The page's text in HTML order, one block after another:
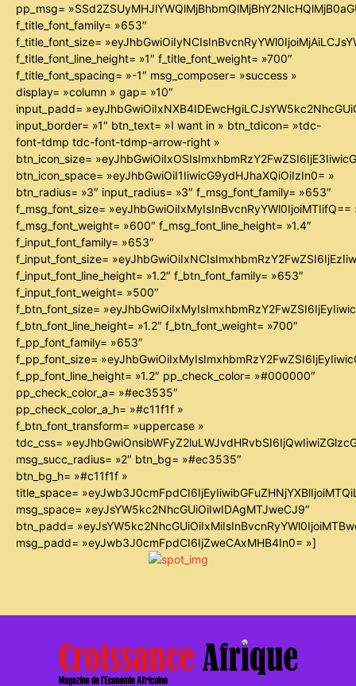
pp_msg=
f_title_font_family= »653″
f_title_font_size=
f_title_font_line_height= »1″ f_title_font_weight= »700″
f_title_font_spacing= »-1″ msg_composer= »success »
display= »column » gap= »10″
input_padd=
input_border= »1″ btn_text= »I want in » btn_tdicon= »tdc-
font-tdmp tdc-font-tdmp-arrow-right »
btn_icon_size=
btn_icon_space= »eyJhbGwiOiI1IiwicG9ydHJhaXQiOiIzIn0= »
btn_radius= »3″ input_radius= »3″ f_msg_font_family= »653″
f_msg_font_size= »eyJhbGwiOiIxMyIsInBvcnRyYWl0IjoiMTIifQ==
f_msg_font_weight= »600″ f_msg_font_line_height= »1.4″
f_input_font_family= »653″
f_input_font_size=
f_input_font_line_height= »1.2″ f_btn_font_family= »653″
f_input_font_weight= »500″
f_btn_font_size=
f_btn_font_line_height= »1.2″ f_btn_font_weight= »700″
f_pp_font_family= »653″
f_pp_font_size=
f_pp_font_line_height= »1.2″ pp_check_color= »#000000″
pp_check_color_a= »#ec3535″
pp_check_color_a_h= »#c11f1f »
f_btn_font_transform= »uppercase »
tdc_css=
msg_succ_radius= »2″ btn_bg= »#ec3535″
btn_bg_h= »#c11f1f »
title_space=
msg_space= »eyJsYW5kc2NhcGUiOiIwIDAgMTJweCJ9″
btn_padd=
msg_padd= »eyJwb3J0cmFpdCI6IjZweCAxMHB4In0= »]